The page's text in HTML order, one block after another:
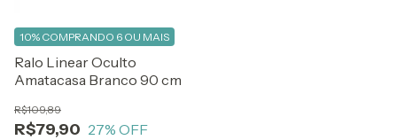
Ralo Linear Oculto
Amatacasa Branco 90 cm
R$79,90
R$109,89
27% OFF
10% COMPRANDO 6 OU MAIS